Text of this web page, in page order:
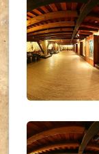
UKR_(09)
UKR_(10)